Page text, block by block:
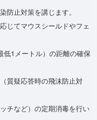
防止対策を講じます。
じてマウスシールドやフェ
低1メートル）の距離の確保
質疑応答時の飛沫防止対
チなど）の定期消毒を行い